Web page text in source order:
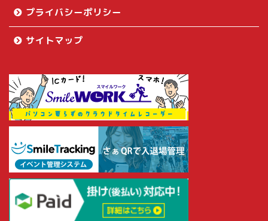
プライバシーポリシー
サイトマップ